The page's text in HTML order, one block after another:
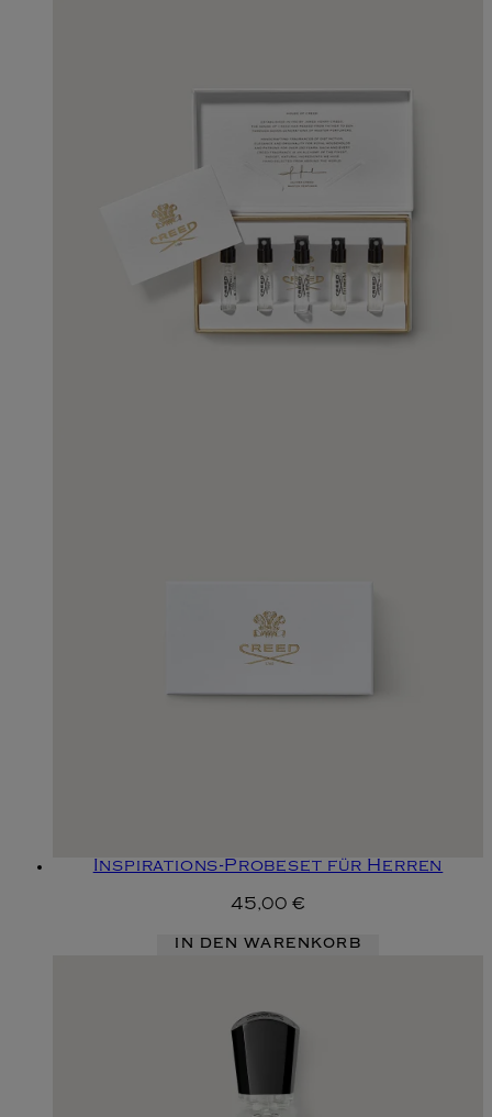
Inspirations-Probeset für Herren
45,00 €
IN DEN WARENKORB